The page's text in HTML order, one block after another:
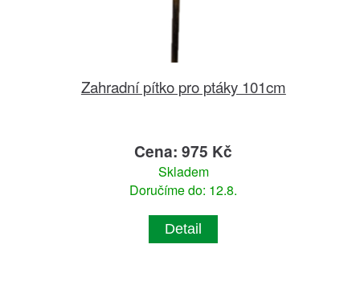
Zahradní pítko pro ptáky 101cm
Cena: 975 Kč
Skladem
Doručíme do: 12.8.
Detail